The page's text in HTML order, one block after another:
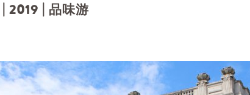
2019 | 品味游